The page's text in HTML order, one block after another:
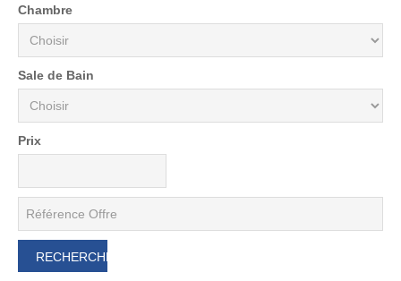
Chambre
Sale de Bain
Prix